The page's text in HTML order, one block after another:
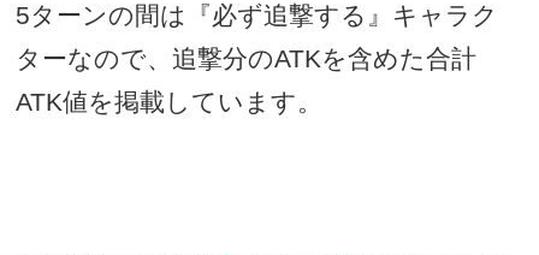
5ターンの間は『必ず追撃する』キャラク
ターなので、追撃分のATKを含めた合計
ATK値を掲載しています。